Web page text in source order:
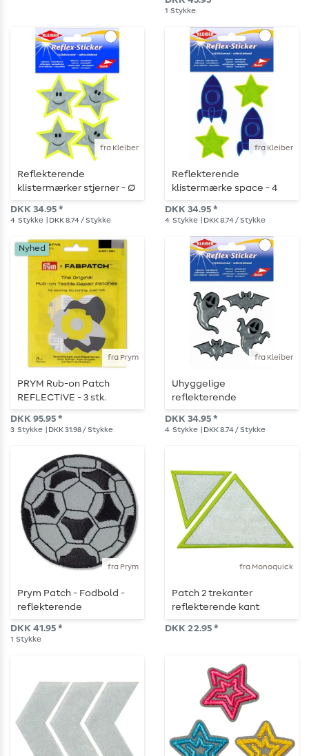
sort
1 Stykke
fra Kleiber
Reflekterende
klistermærker stjerner - Ø
5 cm - 4 stk.
DKK 34.95 *
4 Stykke | DKK 8.74 / Stykke
fra Kleiber
Reflekterende
klistermærke space - 4
stk - blå/gul
DKK 34.95 *
4 Stykke | DKK 8.74 / Stykke
fra Prym
Nyhed
PRYM Rub-on Patch
REFLECTIVE - 3 stk.
DKK 95.95 *
3 Stykke | DKK 31.98 / Stykke
fra Kleiber
Uhyggelige
reflekterende
klistermærker - 4 stk -
sølv
DKK 34.95 *
4 Stykke | DKK 8.74 / Stykke
fra Prym
Prym Patch - Fodbold -
reflekterende
DKK 41.95 *
1 Stykke
fra Monoquick
Patch 2 trekanter
reflekterende kant
neongul
DKK 22.95 *